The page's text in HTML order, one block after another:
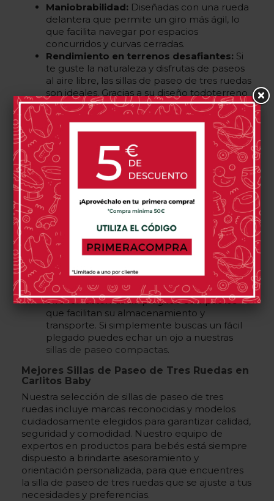
Maniobrabilidad: Diseñadas con una rueda
delantera que permite un giro más ágil, lo
que facilita navegar por espacios
concurridos y curvas cerradas.
Rendimiento en terrenos desafiantes: Si
te guste la naturaleza y disfrutas de paseos
al aire libre, las sillas de paseo de tres ruedas
son ideales. Gracias a su diseño todoterreno
y su suspensión mejorada, pueden enfrentar
suelos irregulares con mayor facilidad, como
caminos de tierra, grava o césped. Si lo
prefieres también tenemos las tradicionales
sillas de paseo todoterreno.
Estilo deportivo y moderno:
Suelen tener
un diseño deportivo y elegante que atrae a
los padres con un estilo de vida activo. Estas
sillas a menudo tienen líneas aerodinámicas
y colores modernos, lo que las convierte en
una elección popular para los padres que
buscan combinar funcionalidad y estilo.
Plegado compacto:Aunque puedas
pensar que una silla de paseo de tres
ruedas es más grande debido a su
rendimiento robusto, muchas de ellas
ofrecen sistemas de plegado compactos
que facilitan su almacenamiento y
transporte. Si simplemente buscas un fácil
plegado puedes echar un ojo a nuestras
sillas de paseo compactas.
Mejores Sillas de Paseo de Tres Ruedas en
Carlitos Baby
Nuestra selección de sillas de paseo de tres
ruedas incluye marcas reconocidas y modelos
cuidadosamente elegidos para garantizar calidad,
seguridad y comodidad. Nuestro equipo de
expertos en productos para bebés está siempre
dispuesto a brindarte asesoramiento y
orientación personalizada, para que encuentres
la silla de paseo de tres ruedas que se ajuste a tus
necesidades y preferencias.